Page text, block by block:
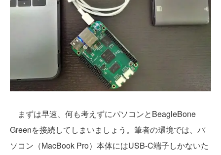
まずは早速、何も考えずにパソコンとBeagleBone
Greenを接続してしまいましょう。筆者の環境では、パ
ソコン（MacBook Pro）本体にはUSB-C端子しかないた